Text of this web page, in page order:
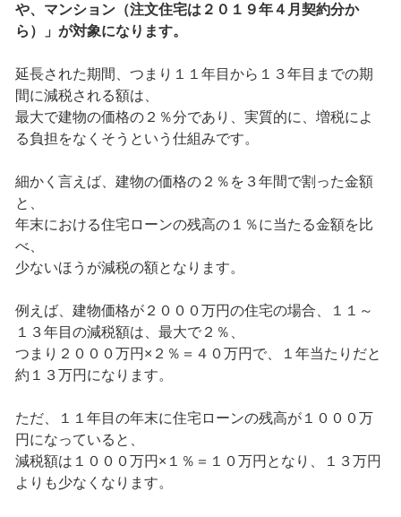
や、マンション（注文住宅は２０１９年４月契約分か
ら）」が対象になります。
延長された期間、つまり１１年目から１３年目までの期
間に減税される額は、
最大で建物の価格の２％分であり、実質的に、増税によ
る負担をなくそうという仕組みです。
細かく言えば、建物の価格の２％を３年間で割った金額
と、
年末における住宅ローンの残高の１％に当たる金額を比
べ、
少ないほうが減税の額となります。
例えば、建物価格が２０００万円の住宅の場合、１１～
１３年目の減税額は、最大で２％、
つまり２０００万円×２％＝４０万円で、１年当たりだと
約１３万円になります。
ただ、１１年目の年末に住宅ローンの残高が１０００万
円になっていると、
減税額は１０００万円×１％＝１０万円となり、１３万円
よりも少なくなります。